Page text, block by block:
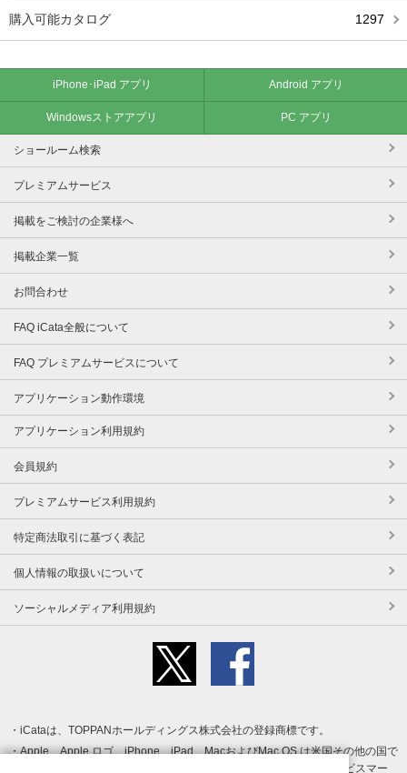
購入可能カタログ 1297
iPhone･iPad アプリ Android アプリ
Windowsストアアプリ PC アプリ
ショールーム検索
プレミアムサービス
掲載をご検討の企業様へ
掲載企業一覧
お問合わせ
FAQ iCata全般について
FAQ プレミアムサービスについて
アプリケーション動作環境
アプリケーション利用規約
会員規約
プレミアムサービス利用規約
特定商法取引に基づく表記
個人情報の取扱いについて
ソーシャルメディア利用規約
iCataは、TOPPANホールディングス株式会社の登録商標です。
Apple、Apple ロゴ、iPhone、iPad、MacおよびMac OS は米国その他の国で
登録された Apple Inc. の商標です。App Store は Apple Inc. のサービスマー